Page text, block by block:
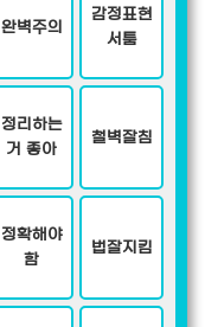
완벽주의
감정표현
서툼
정리하는
거 좋아
철벽잘침
정확해야
함
법잘지킴